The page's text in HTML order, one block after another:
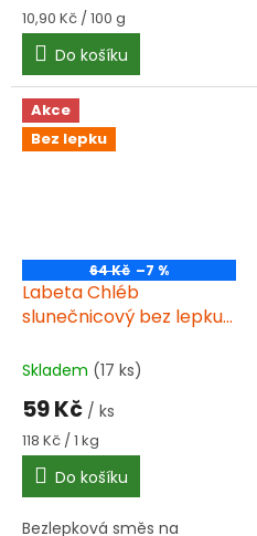
Měrná
cena:
10,90 Kč / 100 g
Do košíku
Akce
Bez lepku
64 Kč –7 %
Labeta Chléb
slunečnicový bez lepku
Skladem (17 ks)
59 Kč / ks
Měrná
cena:
118 Kč / 1 kg
Do košíku
Bezlepková směs na